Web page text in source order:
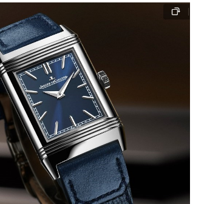
售后服务中心（需提前预约）
售后服务中心（需提前预约）
售后服务中心（需提前预约）
家售后服务中心（需提前预约）
家售后服务中心（需提前预约）
家售后服务中心（需提前预约）
积家售后服务中心（需提前预约）
积家售后服务中心（需提前预约）
庄路交叉口积家售后服务中心（需提前预约）
售后服务中心（需提前预约）
售后服务中心（需提前预约）
售后服务中心（需提前预约）